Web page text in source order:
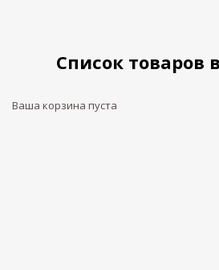
Список товаров
Ваша корзина пуста